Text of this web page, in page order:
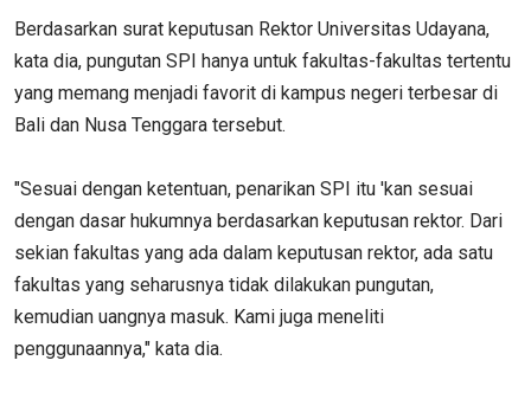
Berdasarkan surat keputusan Rektor Universitas Udayana,
kata dia, pungutan SPI hanya untuk fakultas-fakultas tertentu
yang memang menjadi favorit di kampus negeri terbesar di
Bali dan Nusa Tenggara tersebut.
"Sesuai dengan ketentuan, penarikan SPI itu 'kan sesuai
dengan dasar hukumnya berdasarkan keputusan rektor. Dari
sekian fakultas yang ada dalam keputusan rektor, ada satu
fakultas yang seharusnya tidak dilakukan pungutan,
kemudian uangnya masuk. Kami juga meneliti
penggunaannya," kata dia.